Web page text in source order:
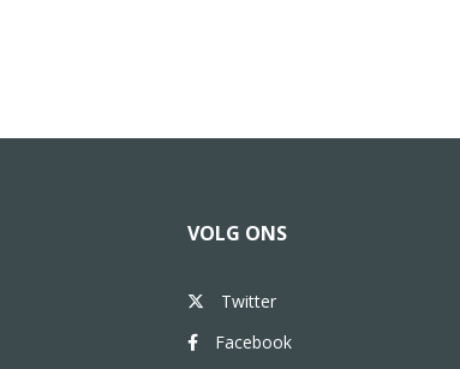
VOLG ONS
Twitter
Facebook